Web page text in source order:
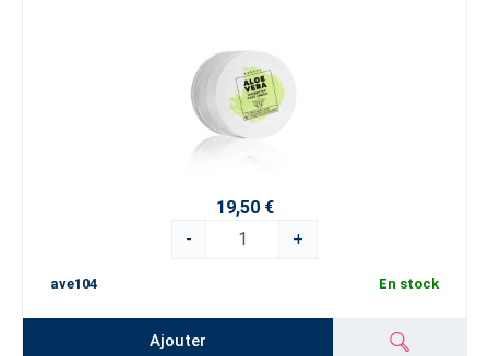
19,50 €
-
+
ave104 En stock
Ajouter